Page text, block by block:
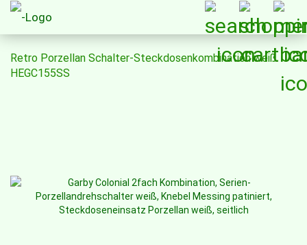
Retro Porzellan Schalter-Steckdosenkombination weiß
HEGC155SS